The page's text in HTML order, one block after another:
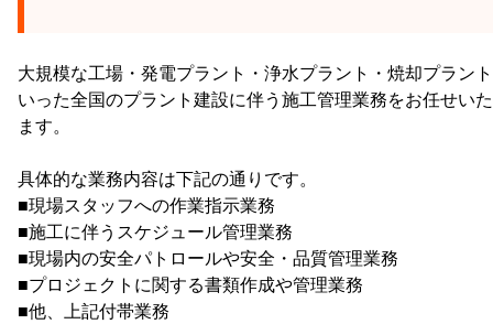
大規模な工場・発電プラント・浄水プラント・焼却プラン
いった全国のプラント建設に伴う施工管理業務をお任せい
ます。
具体的な業務内容は下記の通りです。
■現場スタッフへの作業指示業務
■施工に伴うスケジュール管理業務
■現場内の安全パトロールや安全・品質管理業務
■プロジェクトに関する書類作成や管理業務
■他、上記付帯業務